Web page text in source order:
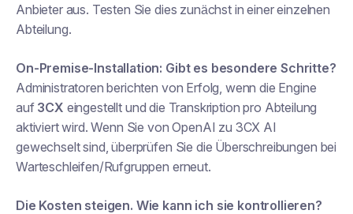
Anbieter aus. Testen Sie dies zunächst in einer einzelnen
Abteilung.
On-Premise-Installation: Gibt es besondere Schritte?
Administratoren berichten von Erfolg, wenn die Engine
auf 3CX eingestellt und die Transkription pro Abteilung
aktiviert wird. Wenn Sie von OpenAI zu 3CX AI
gewechselt sind, überprüfen Sie die Überschreibungen bei
Warteschleifen/Rufgruppen erneut.
Die Kosten steigen. Wie kann ich sie kontrollieren?